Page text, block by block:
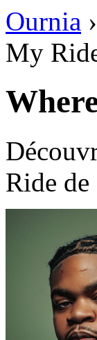
Ournia ›
My
Ride